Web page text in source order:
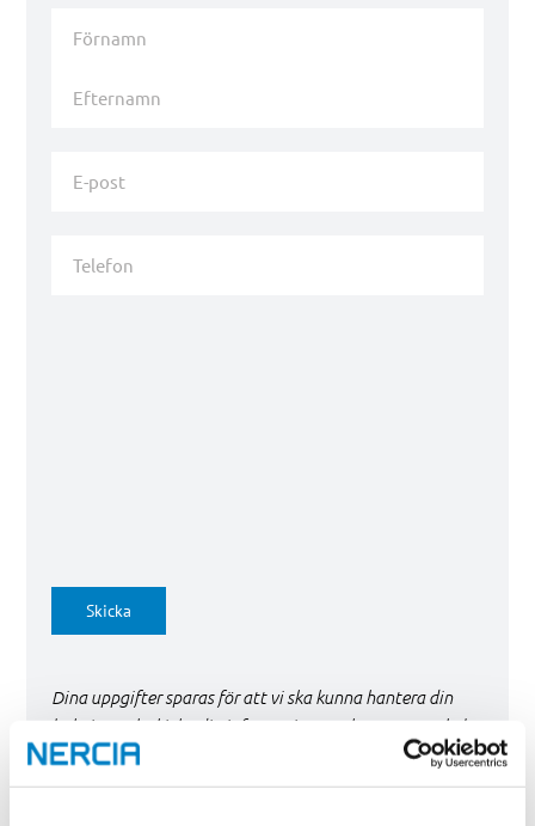
post *
Skicka
Dina uppgifter sparas för att vi ska kunna hantera din
bokning och skicka dig information. Du kan när som helst
avanmäla dig från våra utskick.